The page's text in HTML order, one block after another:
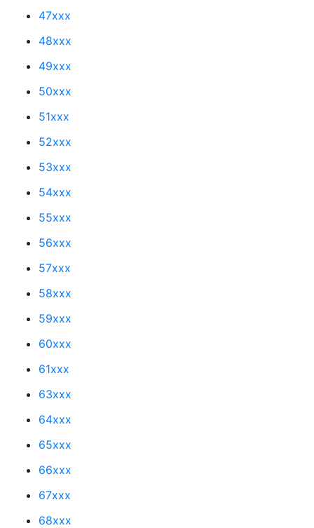
47xxx
48xxx
49xxx
50xxx
51xxx
52xxx
53xxx
54xxx
55xxx
56xxx
57xxx
58xxx
59xxx
60xxx
61xxx
63xxx
64xxx
65xxx
66xxx
67xxx
68xxx